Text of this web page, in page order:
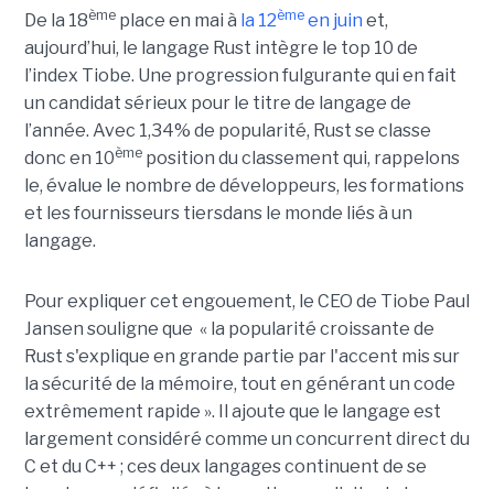
De la 18èmeplace en mai à la 12èmeen juin et,
aujourd’hui, le langage Rust intègre le top 10 de
l’index Tiobe. Une progression fulgurante qui en fait
un candidat sérieux pour le titre de langage de
l’année. Avec 1,34% de popularité, Rust se classe
donc en 10èmeposition du classement qui, rappelons
le, évalue le nombre de développeurs, les formations
et les fournisseurs tiersdans le monde liés à un
langage.
Pour expliquer cet engouement, le CEO de Tiobe Paul
Jansen souligne que « la popularité croissante de
Rust s'explique en grande partie par l'accent mis sur
la sécurité de la mémoire, tout en générant un code
extrêmement rapide ». Il ajoute que le langage est
largement considéré comme un concurrent direct du
C et du C++ ; ces deux langages continuent de se